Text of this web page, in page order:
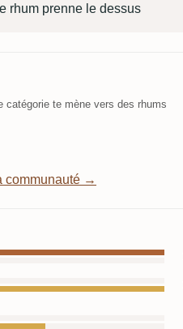
le rhum prenne le dessus
catégorie te mène vers des rhums
communauté →